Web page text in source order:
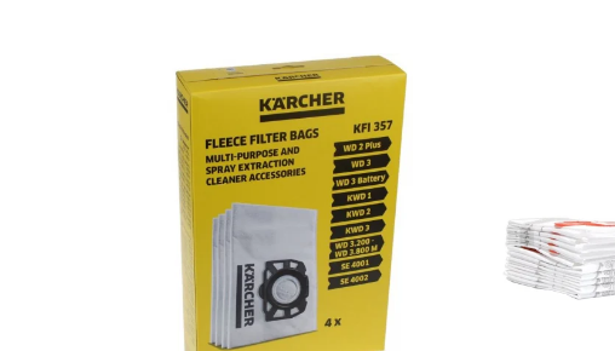
Cutii, curele si accesorii ceasuri
Genti si accesorii barbati
Genti si accesorii femei
Imbracaminte barbati
Imbracaminte femei
Imbracaminte si Incaltaminte copii